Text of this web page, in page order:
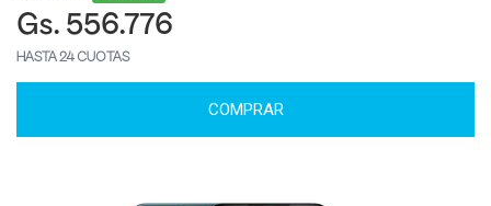
Gs. 556.776
HASTA 24 CUOTAS
COMPRAR